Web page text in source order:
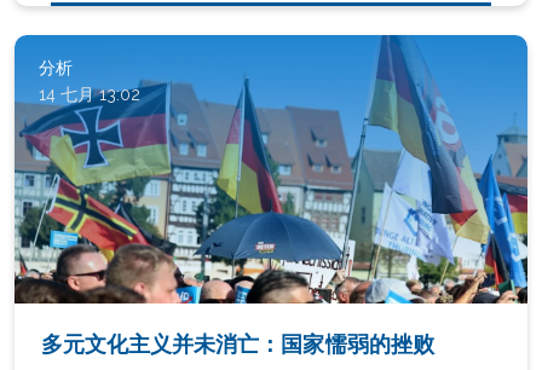
分析
14 七月 13:02
多元文化主义并未消亡：国家懦弱的挫败